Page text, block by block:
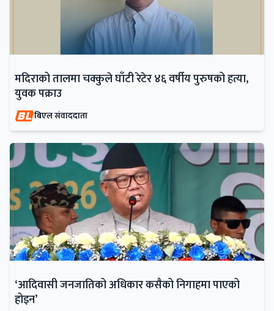
मदिराको तालमा चक्कुले घाँटी रेटेर ४६ वर्षीय पुरुषको हत्या,
युवक पक्राउ
बिएल संवाददाता
‘आदिवासी जनजातिको अधिकार कसैको निगाहमा पाएको
होइन’